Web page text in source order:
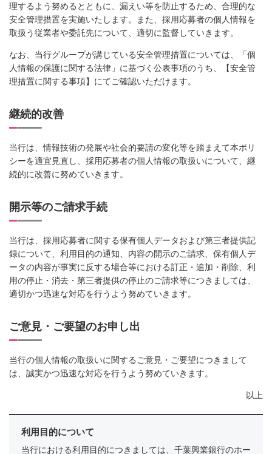
理するよう努めるとともに、漏えい等を防止するため、合理的な
安全管理措置を実施いたします。また、採用応募者の個人情報を
取扱う従業者や委託先について、適切に監督していきます。
なお、当行グループが講じている安全管理措置については、「個
人情報の保護に関する法律」に基づく公表事項のうち、【安全管
理措置に関する事項】にてご確認いただけます。
継続的改善
当行は、情報技術の発展や社会的要請の変化等を踏まえて本ポリ
シーを適宜見直し、採用応募者の個人情報の取扱いについて、継
続的に改善に努めていきます。
開示等のご請求手続
当行は、採用応募者に関する保有個人データおよび第三者提供記
録について、利用目的の通知、内容の開示のご請求、保有個人デ
ータの内容が事実に反する場合等における訂正・追加・削除、利
用の停止・消去・第三者提供の停止のご請求等につきましては、
適切かつ迅速な対応を行うよう努めていきます。
ご意見・ご要望のお申し出
当行の個人情報の取扱いに関するご意見・ご要望につきまして
は、誠実かつ迅速な対応を行うよう努めていきます。
以上
利用目的について
当行における利用目的につきましては、千葉興業銀行のホー